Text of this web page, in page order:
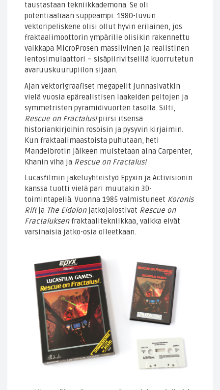
taustastaan tekniikkademona. Se oli
potentiaaliaan suppeampi. 1980-luvun
vektoripeliskene olisi ollut hyvin erilainen, jos
fraktaalimoottorin ympärille olisikin rakennettu
vaikkapa MicroProsen massiivinen ja realistinen
lentosimulaattori – sisäpiirivitseillä kuorrutetun
avaruuskuurupiilon sijaan.
Ajan vektorigraafiset megapelit junnasivatkin
vielä vuosia epärealistisen laakeiden peltojen ja
symmetristen pyramidivuorten tasolla. Silti,
Rescue on Fractalus!piirsi itsensä
historiankirjoihin rosoisin ja pysyvin kirjaimin.
Kun fraktaalimaastoista puhutaan, heti
Mandelbrotin jälkeen muistetaan aina Carpenter,
Khanin viha ja Rescue on Fractalus!
Lucasfilmin jakeluyhteistyö Epyxin ja Activisionin
kanssa tuotti vielä pari muutakin 3D-
toimintapeliä. Vuonna 1985 valmistuneet Koronis
Riftja The Eidolonjatkojalostivat Rescue on
Fractaluksenfraktaalitekniikkaa, vaikka eivät
varsinaisia jatko-osia olleetkaan.